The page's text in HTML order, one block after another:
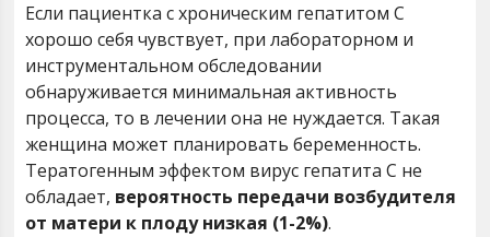
Если пациентка с хроническим гепатитом С
хорошо себя чувствует, при лабораторном и
инструментальном обследовании
обнаруживается минимальная активность
процесса, то в лечении она не нуждается. Такая
женщина может планировать беременность.
Тератогенным эффектом вирус гепатита С не
обладает, вероятность передачи возбудителя
от матери к плоду низкая (1-2%).